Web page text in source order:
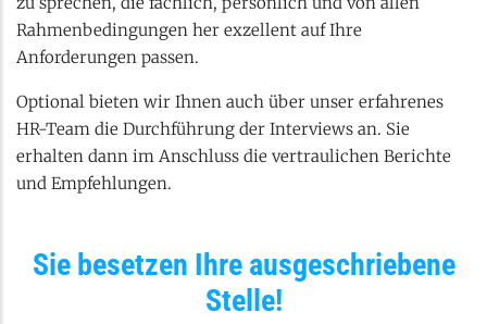
Rahmenbedingungen her exzellent auf Ihre
Anforderungen passen.
Optional bieten wir Ihnen auch über unser erfahrenes
HR-Team die Durchführung der Interviews an. Sie
erhalten dann im Anschluss die vertraulichen Berichte
und Empfehlungen.
Sie besetzen Ihre ausgeschriebene
Stelle!